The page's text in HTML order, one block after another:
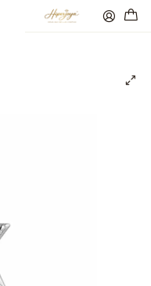
plata con circonitas